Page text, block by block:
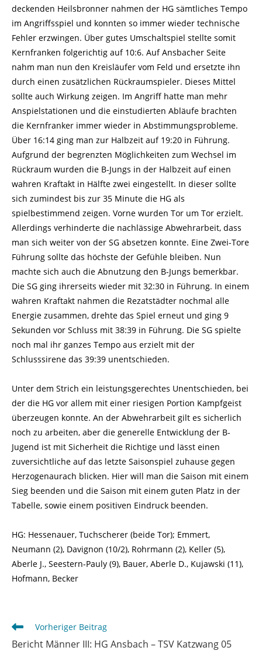
deckenden Heilsbronner nahmen der HG sämtliches Tempo
im Angriffsspiel und konnten so immer wieder technische
Fehler erzwingen. Über gutes Umschaltspiel stellte somit
Kernfranken folgerichtig auf 10:6. Auf Ansbacher Seite
nahm man nun den Kreisläufer vom Feld und ersetzte ihn
durch einen zusätzlichen Rückraumspieler. Dieses Mittel
sollte auch Wirkung zeigen. Im Angriff hatte man mehr
Anspielstationen und die einstudierten Abläufe brachten
die Kernfranker immer wieder in Abstimmungsprobleme.
Über 16:14 ging man zur Halbzeit auf 19:20 in Führung.
Aufgrund der begrenzten Möglichkeiten zum Wechsel im
Rückraum wurden die B-Jungs in der Halbzeit auf einen
wahren Kraftakt in Hälfte zwei eingestellt. In dieser sollte
sich zumindest bis zur 35 Minute die HG als
spielbestimmend zeigen. Vorne wurden Tor um Tor erzielt.
Allerdings verhinderte die nachlässige Abwehrarbeit, dass
man sich weiter von der SG absetzen konnte. Eine Zwei-Tore
Führung sollte das höchste der Gefühle bleiben. Nun
machte sich auch die Abnutzung den B-Jungs bemerkbar.
Die SG ging ihrerseits wieder mit 32:30 in Führung. In einem
wahren Kraftakt nahmen die Rezatstädter nochmal alle
Energie zusammen, drehte das Spiel erneut und ging 9
Sekunden vor Schluss mit 38:39 in Führung. Die SG spielte
noch mal ihr ganzes Tempo aus erzielt mit der
Schlusssirene das 39:39 unentschieden.
Unter dem Strich ein leistungsgerechtes Unentschieden, bei
der die HG vor allem mit einer riesigen Portion Kampfgeist
überzeugen konnte. An der Abwehrarbeit gilt es sicherlich
noch zu arbeiten, aber die generelle Entwicklung der B-
Jugend ist mit Sicherheit die Richtige und lässt einen
zuversichtliche auf das letzte Saisonspiel zuhause gegen
Herzogenaurach blicken. Hier will man die Saison mit einem
Sieg beenden und die Saison mit einem guten Platz in der
Tabelle, sowie einem positiven Eindruck beenden.
HG: Hessenauer, Tuchscherer (beide Tor); Emmert,
Neumann (2), Davignon (10/2), Rohrmann (2), Keller (5),
Aberle J., Seestern-Pauly (9), Bauer, Aberle D., Kujawski (11),
Hofmann, Becker
Weitere
Artikel
ansehen
Vorheriger Beitrag
Bericht Männer III: HG Ansbach – TSV Katzwang 05